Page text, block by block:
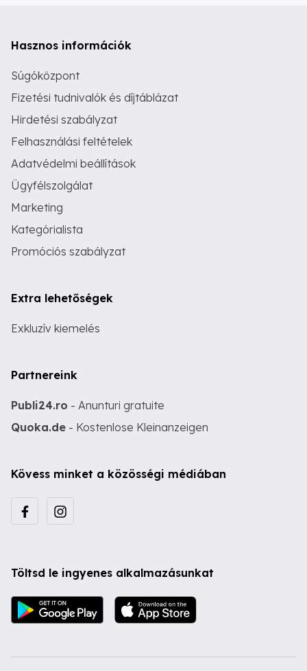
Hasznos információk
Súgóközpont
Fizetési tudnivalók és díjtáblázat
Hirdetési szabályzat
Felhasználási feltételek
Adatvédelmi beállítások
Ügyfélszolgálat
Marketing
Kategórialista
Promóciós szabályzat
Extra lehetőségek
Exkluzív kiemelés
Partnereink
Publi24.ro - Anunturi gratuite
Quoka.de - Kostenlose Kleinanzeigen
Kövess minket a közösségi médiában
Töltsd le ingyenes alkalmazásunkat